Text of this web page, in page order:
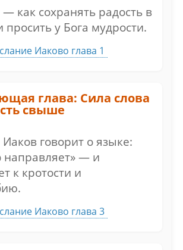
— как сохранять радость в
просить у Бога мудрости.
Иаково глава 1
глава: Сила слова
свыше
Иаков говорит о языке:
направляет» — и
к кротости и
Иаково глава 3